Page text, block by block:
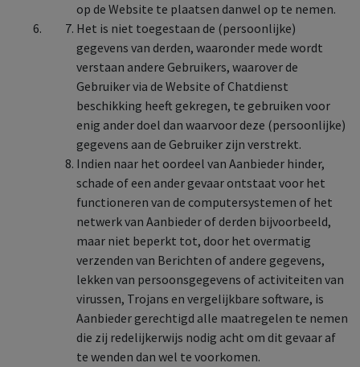
op de Website te plaatsen danwel op te nemen.
Het is niet toegestaan de (persoonlijke)
gegevens van derden, waaronder mede wordt
verstaan andere Gebruikers, waarover de
Gebruiker via de Website of Chatdienst
beschikking heeft gekregen, te gebruiken voor
enig ander doel dan waarvoor deze (persoonlijke)
gegevens aan de Gebruiker zijn verstrekt.
Indien naar het oordeel van Aanbieder hinder,
schade of een ander gevaar ontstaat voor het
functioneren van de computersystemen of het
netwerk van Aanbieder of derden bijvoorbeeld,
maar niet beperkt tot, door het overmatig
verzenden van Berichten of andere gegevens,
lekken van persoonsgegevens of activiteiten van
virussen, Trojans en vergelijkbare software, is
Aanbieder gerechtigd alle maatregelen te nemen
die zij redelijkerwijs nodig acht om dit gevaar af
te wenden dan wel te voorkomen.